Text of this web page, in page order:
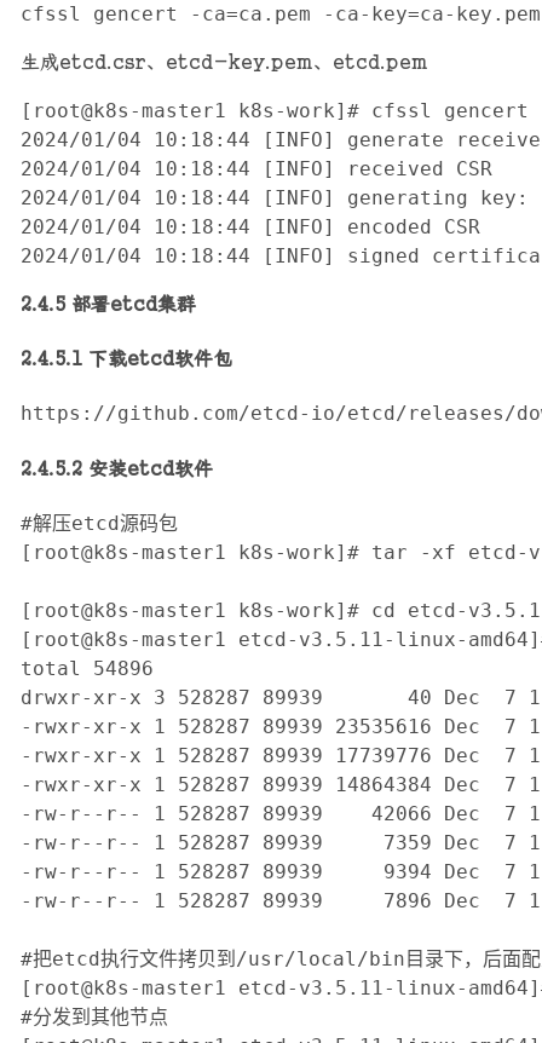
cfssl gencert -ca=ca.pem -ca-key=ca-
生成etcd.csr、etcd-key.pem、etcd.pem
[root@k8s-master1 k8s-work]# cfssl
2024/01/04 10:18:44 [INFO] generate
2024/01/04 10:18:44 [INFO] received CSR
2024/01/04 10:18:44 [INFO] generating key:
2024/01/04 10:18:44 [INFO] encoded CSR
2024/01/04 10:18:44 [INFO] signed certificate
2.4.5 部署etcd集群
2.4.5.1 下载etcd软件包
https://github.com/etcd-io/etcd/releases/
2.4.5.2 安装etcd软件
#解压etcd源码包
[root@k8s-master1 k8s-work]# tar -xf
[root@k8s-master1 k8s-work]# cd etcd-
[root@k8s-master1 etcd-v3.5.11-linux-
total 54896
drwxr-xr-x 3 528287 89939       40 Dec  7
-rwxr-xr-x 1 528287 89939 23535616 Dec  7
-rwxr-xr-x 1 528287 89939 17739776 Dec  7
-rwxr-xr-x 1 528287 89939 14864384 Dec  7
-rw-r--r-- 1 528287 89939    42066 Dec  7
-rw-r--r-- 1 528287 89939     7359 Dec  7
-rw-r--r-- 1 528287 89939     9394 Dec  7
-rw-r--r-- 1 528287 89939     7896 Dec  7
#把etcd执行文件拷贝到/usr/local/bin目录下，后面配
[root@k8s-master1 etcd-v3.5.11-linux-
#分发到其他节点